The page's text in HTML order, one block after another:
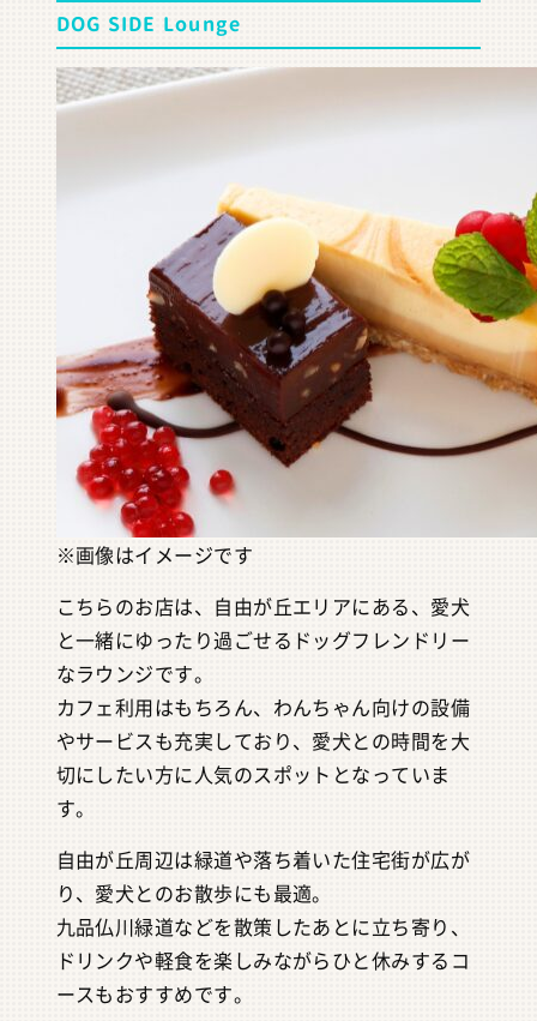
DOG SIDE Lounge
※画像はイメージです
こちらのお店は、自由が丘エリアにある、愛犬
と一緒にゆったり過ごせるドッグフレンドリー
なラウンジです。
カフェ利用はもちろん、わんちゃん向けの設備
やサービスも充実しており、愛犬との時間を大
切にしたい方に人気のスポットとなっていま
す。
自由が丘周辺は緑道や落ち着いた住宅街が広が
り、愛犬とのお散歩にも最適。
九品仏川緑道などを散策したあとに立ち寄り、
ドリンクや軽食を楽しみながらひと休みするコ
ースもおすすめです。